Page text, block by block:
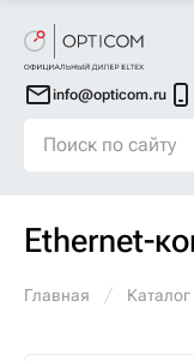
info@opticom.ru
Ethernet-
Главная Каталог